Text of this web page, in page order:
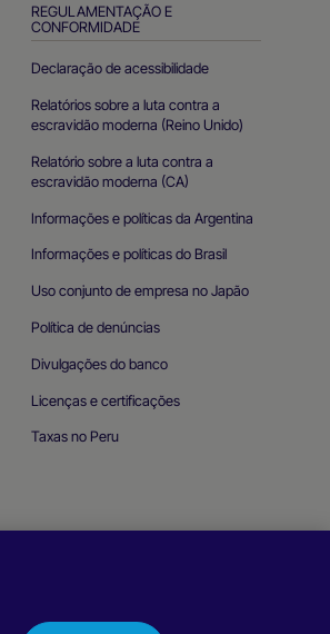
REGULAMENTAÇÃO E
CONFORMIDADE
Declaração de acessibilidade
Relatórios sobre a luta contra a
escravidão moderna (Reino Unido)
Relatório sobre a luta contra a
escravidão moderna (CA)
Informações e políticas da Argentina
Informações e políticas do Brasil
Uso conjunto de empresa no Japão
Política de denúncias
Divulgações do banco
Licenças e certificações
Taxas no Peru